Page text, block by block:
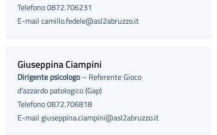
Telefono 0872.706231
E-mail camillo.fedele@asl2abruzzo.it
Giuseppina Ciampini
Dirigente psicologo– Referente Gioco
d’azzardo patologico (Gap)
Telefono 0872.706818
E-mail giuseppina.ciampini@asl2abruzzo.it